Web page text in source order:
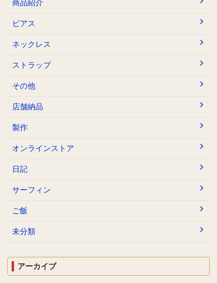
商品紹介
ピアス
ネックレス
ストラップ
その他
店舗納品
製作
オンラインストア
日記
サーフィン
ご飯
未分類
アーカイブ